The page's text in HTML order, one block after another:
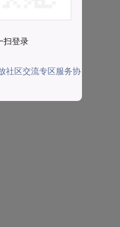
扫登录
社区交流专区服务协